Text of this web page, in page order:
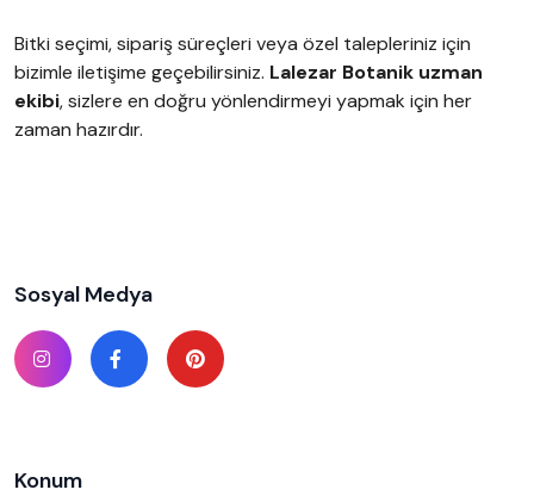
Bitki seçimi, sipariş süreçleri veya özel talepleriniz için
bizimle iletişime geçebilirsiniz. Lalezar Botanik uzman
ekibi, sizlere en doğru yönlendirmeyi yapmak için her
zaman hazırdır.
Sosyal Medya
Konum